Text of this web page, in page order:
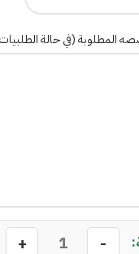
المطلوبة (في حالة